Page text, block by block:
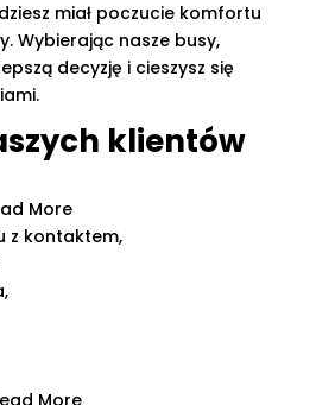
miał poczucie komfortu
Wybierając nasze busy,
decyzję i cieszysz się
klientów
More
z kontaktem,
More